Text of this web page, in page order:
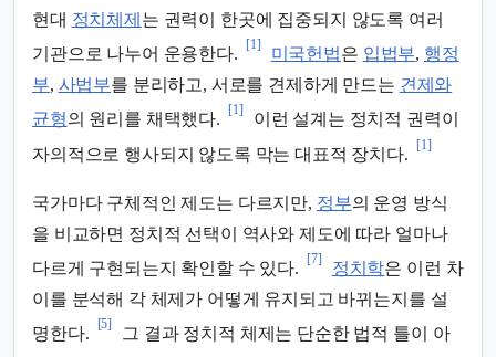
현대 정치체제 는 권력이 한곳에 집중되지 않도록 여러
기관으로 나누어 운용한다.
[1]
미국헌법은 입법부, 행정
부, 사법부를 분리하고, 서로를 견제하게 만드는 견제와
균형의 원리를 채택했다.
[1]
이런 설계는 정치적 권력이
자의적으로 행사되지 않도록 막는 대표적 장치다.
[1]
국가마다 구체적인 제도는 다르지만, 정부의 운영 방식
을 비교하면 정치적 선택이 역사와 제도에 따라 얼마나
다르게 구현되는지 확인할 수 있다.
[7]
정치학은 이런 차
이를 분석해 각 체제가 어떻게 유지되고 바뀌는지를 설
명한다.
[5]
그 결과 정치적 체제는 단순한 법적 틀이 아